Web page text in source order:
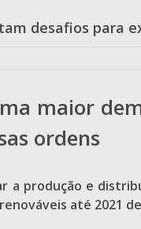
desafios para
maior
ordens
a produção e
até 2021